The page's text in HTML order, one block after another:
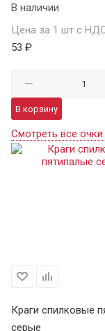
В наличии
Цена за 1 шт с
53 ₽
В корзину
Смотреть все
Краги спилковые
серые